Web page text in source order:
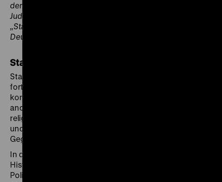
der Beitrag „Staatsbürgerschaft von Jüdinnen und
Juden“ im
„Staatsbürgerschaften. Frankreich, Polen,
Deutschland seit 1789“.
Staatsbürgerschaft vs. …
Staatsbürgerschaft entwickelte und entwickelt sich
fortwährend in Auseinandersetzung mit
konkurrierenden Prinzipien der Zugehörigkeit. Welche
anderen Vorstellungen ideologischer, politischer und
religiöser Zugehörigkeit haben „Staatsbürgerschaft“
und „Staatsangehörigkeit“ in Geschichte und
Gegenwart herausgefordert und in Frage gestellt?
In der Reihe „Staatsbürgerschaft vs. …“ nehmen
Historikerinnen und Juristen,
Politikwissenschaftlerinnen und Soziologen an vier